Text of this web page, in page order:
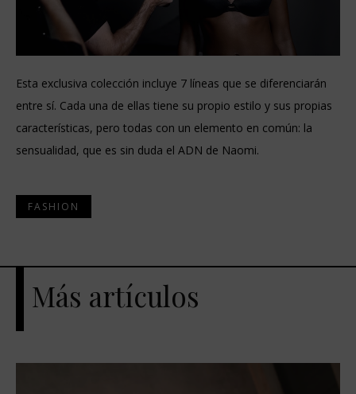
Esta exclusiva colección incluye 7 líneas que se diferenciarán
entre sí. Cada una de ellas tiene su propio estilo y sus propias
características, pero todas con un elemento en común: la
sensualidad, que es sin duda el ADN de Naomi.
FASHION
Más artículos